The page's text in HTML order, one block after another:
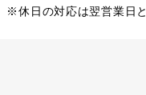
※休日の対応は翌営業日